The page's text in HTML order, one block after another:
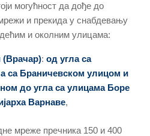
могућност да дође до
и прекида у снабдевању
и околним улицама:
(Врачар): од угла са
са Браничевском улицом и
до угласа улицама Боре
Варнаве,
мреже пречника 150 и 400